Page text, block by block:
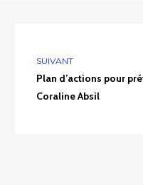
SUIVANT
Plan d’actions pour
Coraline Absil